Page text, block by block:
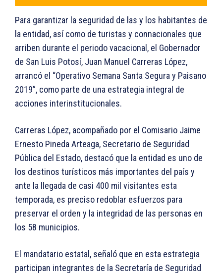
Para garantizar la seguridad de las y los habitantes de
la entidad, así como de turistas y connacionales que
arriben durante el periodo vacacional, el Gobernador
de San Luis Potosí, Juan Manuel Carreras López,
arrancó el “Operativo Semana Santa Segura y Paisano
2019”, como parte de una estrategia integral de
acciones interinstitucionales.
Carreras López, acompañado por el Comisario Jaime
Ernesto Pineda Arteaga, Secretario de Seguridad
Pública del Estado, destacó que la entidad es uno de
los destinos turísticos más importantes del país y
ante la llegada de casi 400 mil visitantes esta
temporada, es preciso redoblar esfuerzos para
preservar el orden y la integridad de las personas en
los 58 municipios.
El mandatario estatal, señaló que en esta estrategia
participan integrantes de la Secretaría de Seguridad